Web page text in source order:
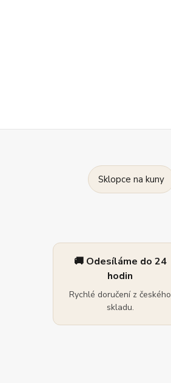
Sklopce na kuny
🚚 Odesíláme do 24
hodin
Rychlé doručení z českého
skladu.